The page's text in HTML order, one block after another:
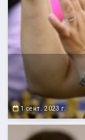
1 сент. 2023 г.